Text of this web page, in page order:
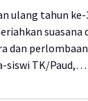
ulang tahun ke-
suasana
dan
siswi TK/Paud,…